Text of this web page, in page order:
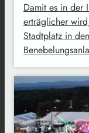
Damit es in der
erträglicher
Stadtplatz in